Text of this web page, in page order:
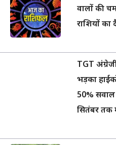
वालों की
राशियों
TGT
भड़का
50% सवाल
सितंबर तक